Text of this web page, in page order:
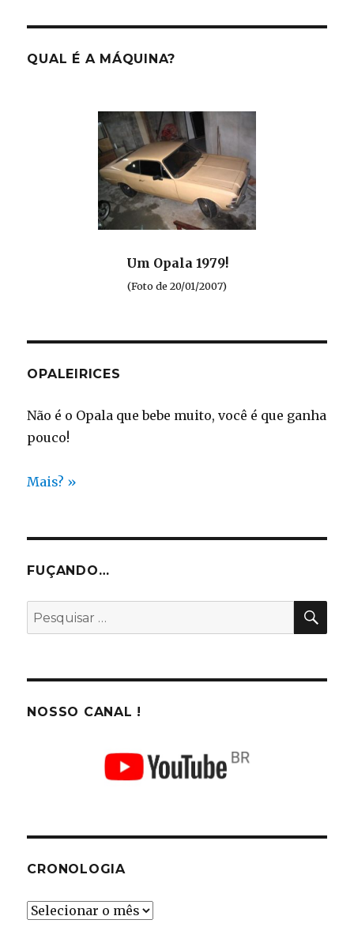
QUAL É A MÁQUINA?
Um Opala 1979!
(Foto de 20/01/2007)
OPALEIRICES
Não é o Opala que bebe muito, você é que ganha
pouco!
Mais? »
FUÇANDO…
Pesquisar
por:
NOSSO CANAL !
CRONOLOGIA
Cronologia